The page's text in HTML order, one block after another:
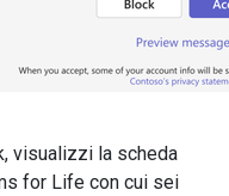
visualizzi la scheda
for Life con cui sei